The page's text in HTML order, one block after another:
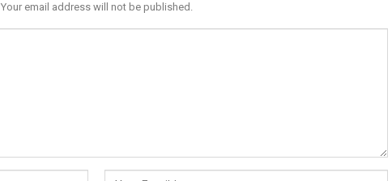
Your email address will not be published.